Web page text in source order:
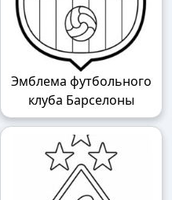
Эмблема футбольного
клуба Барселоны